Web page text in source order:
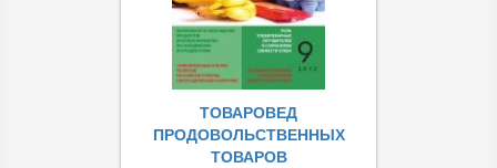
ТОВАРОВЕД
ПРОДОВОЛЬСТВЕННЫХ
ТОВАРОВ